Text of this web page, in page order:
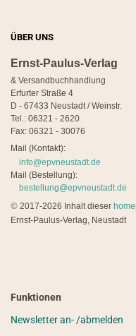
ÜBER UNS
Ernst-Paulus-Verlag
& Versandbuchhandlung
Erfurter Straße 4
D - 67433 Neustadt / Weinstr.
Tel.: 06321 - 2620
Fax: 06321 - 30076
Mail (Kontakt):
info@epvneustadt.de
Mail (Bestellung):
bestellung@epvneustadt.de
© 2017-2026 Inhalt dieser
Ernst-Paulus-Verlag, Neustadt
Funktionen
Newsletter an- /abmelden